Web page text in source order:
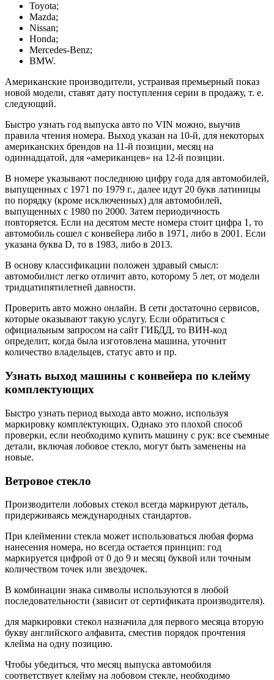
Toyota;
Mazda;
Nissan;
Honda;
Mercedes-Benz;
BMW.
Американские производители, устраивая премьерный показ
новой модели, ставят дату поступления серии в продажу, т. е.
следующий.
Быстро узнать год выпуска авто по VIN можно, выучив
правила чтения номера. Выход указан на 10-й, для некоторых
американских брендов на 11-й позиции, месяц на
одиннадцатой, для «американцев» на 12-й позиции.
В номере указывают последнюю цифру года для автомобилей,
выпущенных с 1971 по 1979 г., далее идут 20 букв латиницы
по порядку (кроме исключенных) для автомобилей,
выпущенных с 1980 по 2000. Затем периодичность
повторяется. Если на десятом месте номера стоит цифра 1, то
автомобиль сошел с конвейера либо в 1971, либо в 2001. Если
указана буква D, то в 1983, либо в 2013.
В основу классификации положен здравый смысл:
автомобилист легко отличит авто, которому 5 лет, от модели
тридцатипятилетней давности.
Проверить авто можно онлайн. В сети достаточно сервисов,
которые оказывают такую услугу. Если обратиться с
официальным запросом на сайт ГИБДД, то ВИН-код
определит, когда была изготовлена машина, уточнит
количество владельцев, статус авто и пр.
Узнать выход машины с конвейера по клейму
комплектующих
Быстро узнать период выхода авто можно, используя
маркировку комплектующих. Однако это плохой способ
проверки, если необходимо купить машину с рук: все съемные
детали, включая лобовое стекло, могут быть заменены на
новые.
Ветровое стекло
Производители лобовых стекол всегда маркируют деталь,
придерживаясь международных стандартов.
При клеймении стекла может использоваться любая форма
нанесения номера, но всегда остается принцип: год
маркируется цифрой от 0 до 9 и месяц буквой или точным
количеством точек или звездочек.
В комбинации знака символы используются в любой
последовательности (зависит от сертификата производителя).
для маркировки стекол назначила для первого месяца вторую
букву английского алфавита, сместив порядок прочтения
клейма на одну позицию.
Чтобы убедиться, что месяц выпуска автомобиля
соответствует клейму на лобовом стекле, необходимо